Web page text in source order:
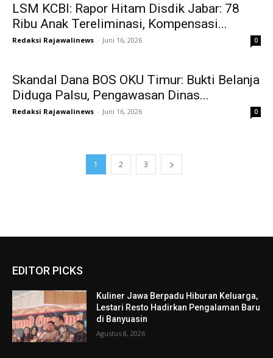
LSM KCBI: Rapor Hitam Disdik Jabar: 78
Ribu Anak Tereliminasi, Kompensasi...
Redaksi Rajawalinews - Juni 16, 2026 0
Skandal Dana BOS OKU Timur: Bukti Belanja
Diduga Palsu, Pengawasan Dinas...
Redaksi Rajawalinews - Juni 16, 2026 0
1 2 3
EDITOR PICKS
Kuliner Jawa Berpadu Hiburan Keluarga,
Lestari Resto Hadirkan Pengalaman Baru
di Banyuasin
Agustus 8, 2026